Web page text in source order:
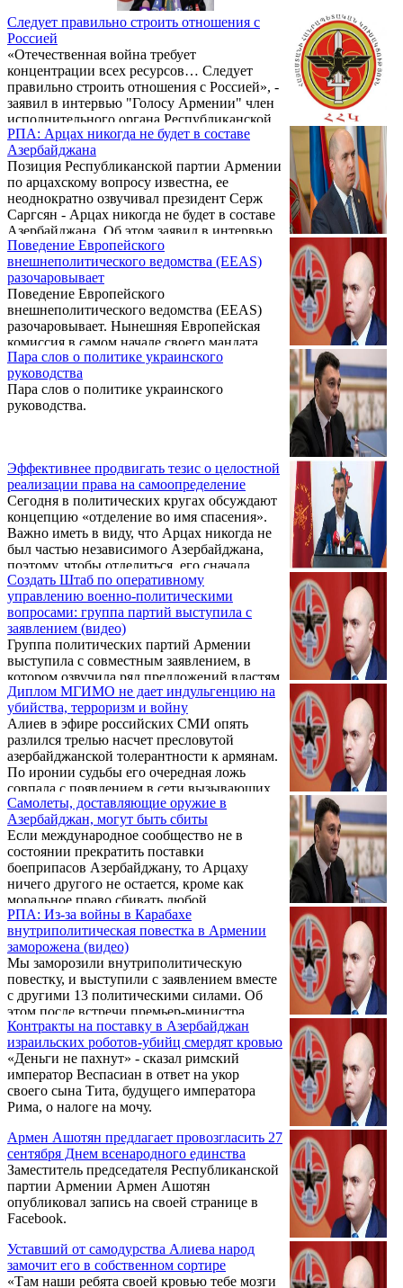
Следует правильно строить отношения с
Россией
«Отечественная война требует
концентрации всех ресурсов… Следует
правильно строить отношения с Россией», -
заявил в интервью "Голосу Армении" член
исполнительного органа Республиканской
Партии Армении Эдуард Шармазанов.
РПА: Арцах никогда не будет в составе
Азербайджана
Позиция Республиканской партии Армении
по арцахскому вопросу известна, ее
неоднократно озвучивал президент Серж
Саргсян - Арцах никогда не будет в составе
Азербайджана. Об этом заявил в интервью
168.am пресс-секретарь РПА Эдуард
Шармазанов.
Поведение Европейского
внешнеполитического ведомства (EEAS)
разочаровывает
Поведение Европейского
внешнеполитического ведомства (EEAS)
разочаровывает. Нынешняя Европейская
комиссия в самом начале своего мандата
собиралась быть более геополитической и
инициативной в вопросах безопасности и
иностранных дел по всему миру. Но на 21-й
день войны ведомству господина Борелла
Пара слов о политике украинского
руководства
Пара слов о политике украинского
руководства.
Эффективнее продвигать тезис о целостной
реализации права на самоопределение
Сегодня в политических кругах обсуждают
концепцию «отделение во имя спасения».
Важно иметь в виду, что Арцах никогда не
был частью независимого Азербайджана,
поэтому, чтобы отделиться, его сначала
нужно было присоединить.
Создать Штаб по оперативному
управлению военно-политическими
вопросами: группа партий выступила с
заявлением (видео)
Группа политических партий Армении
выступила с совместным заявлением, в
котором озвучила ряд предложений властям
для эффективной организации обороны
Арцаха и Армении. Заявление зачитал
перед журналистами в субботу
представитель Верховного органа АРФ
«Дашнакцутюн» Ишхан Сагателян.
Диплом МГИМО не дает индульгенцию на
убийства, терроризм и войну
Алиев в эфире российских СМИ опять
разлился трелью насчет пресловутой
азербайджанской толерантности к армянам.
По иронии судьбы его очередная ложь
совпала с появлением в сети вызывающих
отвращение и негодование у любого
нормального человека кадров издевательств
и ритуальной экзекуции армян со стороны
азербайджано-исламистских головорезов.
Самолеты, доставляющие оружие в
Азербайджан, могут быть сбиты
Если международное сообщество не в
состоянии прекратить поставки
боеприпасов Азербайджану, то Арцаху
ничего другого не остается, кроме как
моральное право сбивать любой
доставляющий в Азербайджан во время
войны оружие, боеприпасы и вооружение
самолет, заранее объявив об этом, написал
на своей странице в Facebook заместитель
председателя Республиканской партии
Армении Армен Ашотян. «Кажется, "мир"
не оставляет нам другого способа защиты
безопасности и жизни наших
соотечественников», - написал он. ...
РПА: Из-за войны в Карабахе
внутриполитическая повестка в Армении
заморожена (видео)
Мы заморозили внутриполитическую
повестку, и выступили с заявлением вместе
с другими 13 политическими силами. Об
этом после встречи премьер-министра
Армении Никола Пашиняна с
внепарламентскими политическими силами
заявил 12 октября журналистам пресс-
секретарь Республиканской партии
Армении Эдуард Шармазанов. Это, по его
словам, исторический и крайне важный
Контракты на поставку в Азербайджан
израильских роботов-убийц смердят кровью
«Деньги не пахнут» - сказал римский
император Веспасиан в ответ на укор
своего сына Тита, будущего императора
Рима, о налоге на мочу.
Армен Ашотян предлагает провозгласить 27
сентября Днем всенародного единства
Заместитель председателя Республиканской
партии Армении Армен Ашотян
опубликовал запись на своей странице в
Facebook.
Уставший от самодурства Алиева народ
замочит его в собственном сортире
«Там наши ребята своей кровью тебе мозги